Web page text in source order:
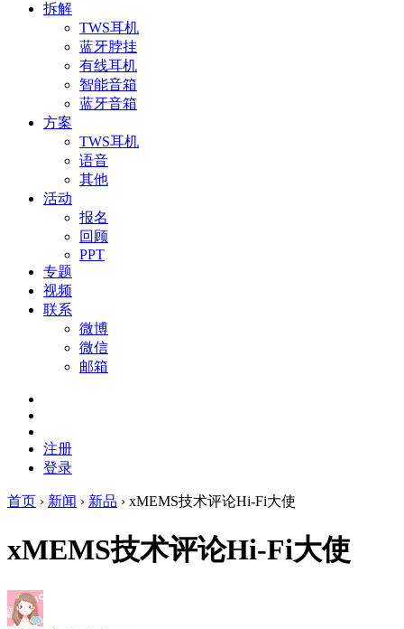
拆解
TWS耳机
蓝牙脖挂
有线耳机
智能音箱
蓝牙音箱
方案
TWS耳机
语音
其他
活动
报名
回顾
PPT
专题
视频
联系
微博
微信
邮箱
注册
登录
首页 › 新闻 › 新品 › xMEMS技术评论Hi-Fi大使
xMEMS技术评论Hi-Fi大使